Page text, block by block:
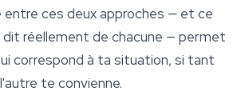
ces deux approches — et ce
dit réellement de chacune — permet
correspond à ta situation, si tant
te convienne.